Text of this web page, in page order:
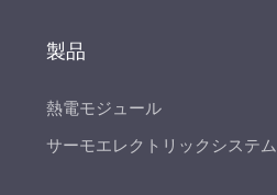
製品
熱電モジュール
サーモエレクトリックシステム